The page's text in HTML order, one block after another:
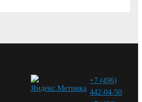
+7 (496)
442-04-50